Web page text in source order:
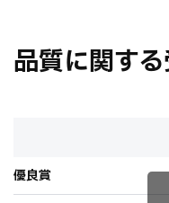
品質に関す
優良賞